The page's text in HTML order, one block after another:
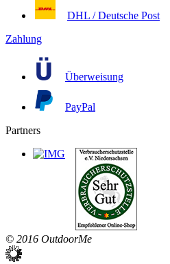
DHL / Deutsche Post
Zahlung
Überweisung
PayPal
Partners
© 2016 OutdoorMe